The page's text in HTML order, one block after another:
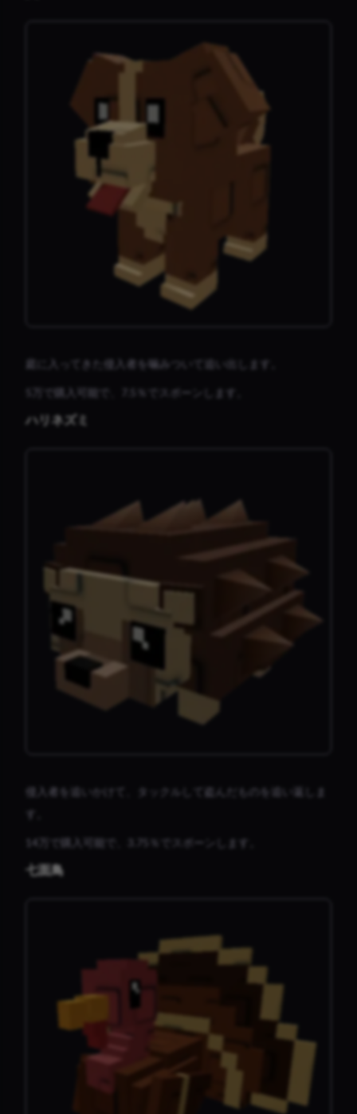
庭に入ってきた侵入者を噛みついて追い出します。
5万で購入可能で、7.5％でスポーンします。
ハリネズミ
侵入者を追いかけて、タックルして盗んだものを追い返しま
す。
14万で購入可能で、3.75％でスポーンします。
七面鳥